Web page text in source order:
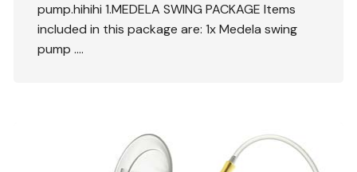
pump.hihihi 1.MEDELA SWING PACKAGE Items
included in this package are: 1x Medela swing
pump ….